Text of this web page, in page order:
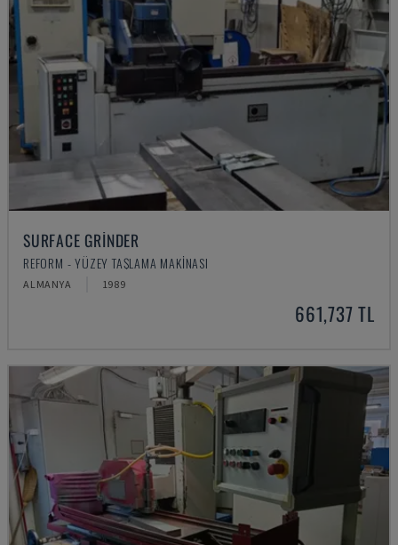
SURFACE GRINDER
REFORM - YÜZEY TAŞLAMA MAKINASI
ALMANYA 1989
661,737 TL